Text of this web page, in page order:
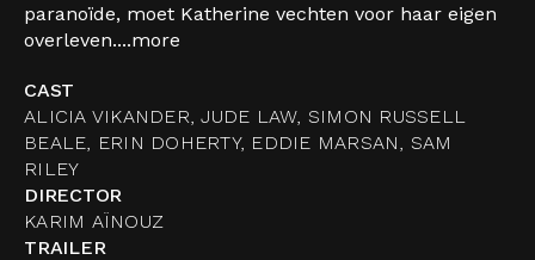
paranoïde, moet Katherine vechten voor haar eigen
overleven....more
CAST
ALICIA VIKANDER, JUDE LAW, SIMON RUSSELL
BEALE, ERIN DOHERTY, EDDIE MARSAN, SAM
RILEY
DIRECTOR
KARIM AÏNOUZ
TRAILER